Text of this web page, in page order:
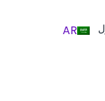
AR